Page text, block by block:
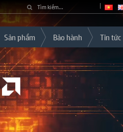
Sản phẩm Bảo hành Tin tức